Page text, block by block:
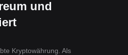
und
Kryptowährung. Als